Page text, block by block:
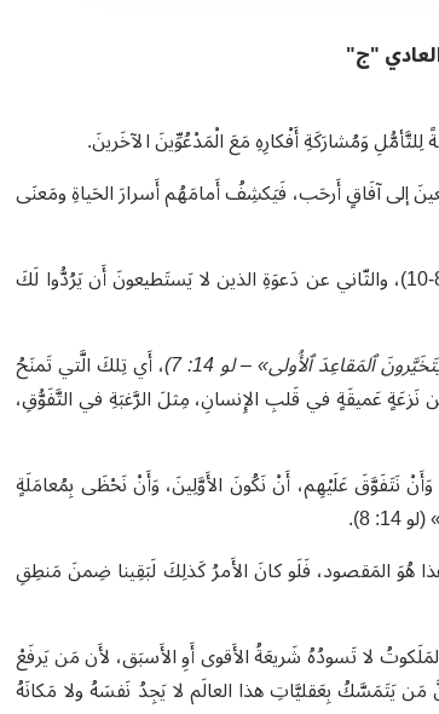
"ج"
وَمُشارَكَةِ أَفْكارِهِ مَعَ الْمَدْعُوِّينَ الآخَرينَ.
إلى آفَاقٍ أَرحَب، فَيَكشِفُ أَمامَهُم أَسرارَ الحَياةِ ومَعنَى
يَضرِبُ الرَّبُّ مَثَلَينِ قَصيرَين: الأوَّل عن اختِيارِ أماكِنِ الجُلوسِ في العُرسِ (لو 14: 8-10)، والثّاني عن دَعوَةِ الذين لا يَستَطيعونَ أَن يَرُدُّوا لَكَ
ٱلمَقاعِدَ ٱلأُولى» – لو14
:
7
)، أَي تِلكَ الَّتي تَمنَحُ
عَميقَةٍ في قَلبِ الإِنسانِ، مِثلَ الرَّغبَةِ في التَّفَوُّقِ،
وَأَنْ نَتَفَوَّقَ عَلَيْهِم، أَنْ نَكُونَ الأَوَّلِينَ، وَأَنْ نَحْظَى بِمُعامَلَةٍ
8).
هُوَ المَقصود، فَلَو كانَ الأَمرُ كَذلِكَ لَبَقِينا ضِمنَ مَنطِقِ
لا تَسودُهُ شَريعَةُ الأَقوى أَوِ الأَسبَق، لأَن مَن يَرفَعْ
يَتَمَسَّكُ بِعَقليَّاتِ هذا العالَم لا يَجِدُ نَفسَهُ ولا مَكانَهُ